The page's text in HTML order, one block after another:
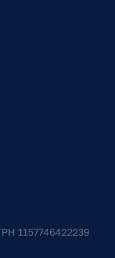
1157746422239